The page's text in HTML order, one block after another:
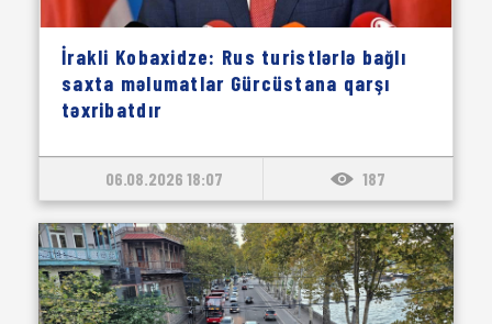
İrakli Kobaxidze: Rus turistlərlə bağlı
saxta məlumatlar Gürcüstana qarşı
təxribatdır
06.08.2026 18:07 187